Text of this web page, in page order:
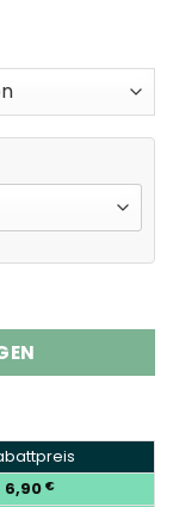
Vape
6,90 €